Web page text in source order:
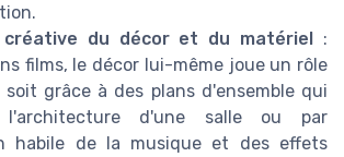
créative du décor et du matériel :
films, le décor lui-même joue un rôle
soit grâce à des plans d'ensemble qui
l'architecture d'une salle ou par
habile de la musique et des effets